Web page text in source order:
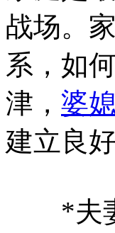
战场。
系，如
津， 婆
建立良
*夫妻